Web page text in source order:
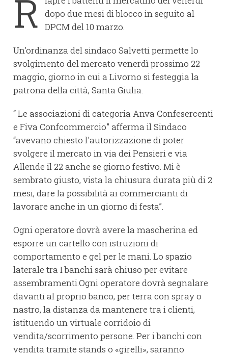
R
dopo due mesi di blocco in seguito al
DPCM del 10 marzo.
Un'ordinanza del sindaco Salvetti permette lo
svolgimento del mercato venerdì prossimo 22
maggio, giorno in cui a Livorno si festeggia la
patrona della città, Santa Giulia.
“ Le associazioni di categoria Anva Confesercenti
e Fiva Confcommercio” afferma il Sindaco
“avevano chiesto l'autorizzazione di poter
svolgere il mercato in via dei Pensieri e via
Allende il 22 anche se giorno festivo. Mi è
sembrato giusto, vista la chiusura durata più di 2
mesi, dare la possibilità ai commercianti di
lavorare anche in un giorno di festa”.
Ogni operatore dovrà avere la mascherina ed
esporre un cartello con istruzioni di
comportamento e gel per le mani. Lo spazio
laterale tra I banchi sarà chiuso per evitare
assembramenti.Ogni operatore dovrà segnalare
davanti al proprio banco, per terra con spray o
nastro, la distanza da mantenere tra i clienti,
istituendo un virtuale corridoio di
vendita/scorrimento persone. Per i banchi con
vendita tramite stands o «girelli», saranno